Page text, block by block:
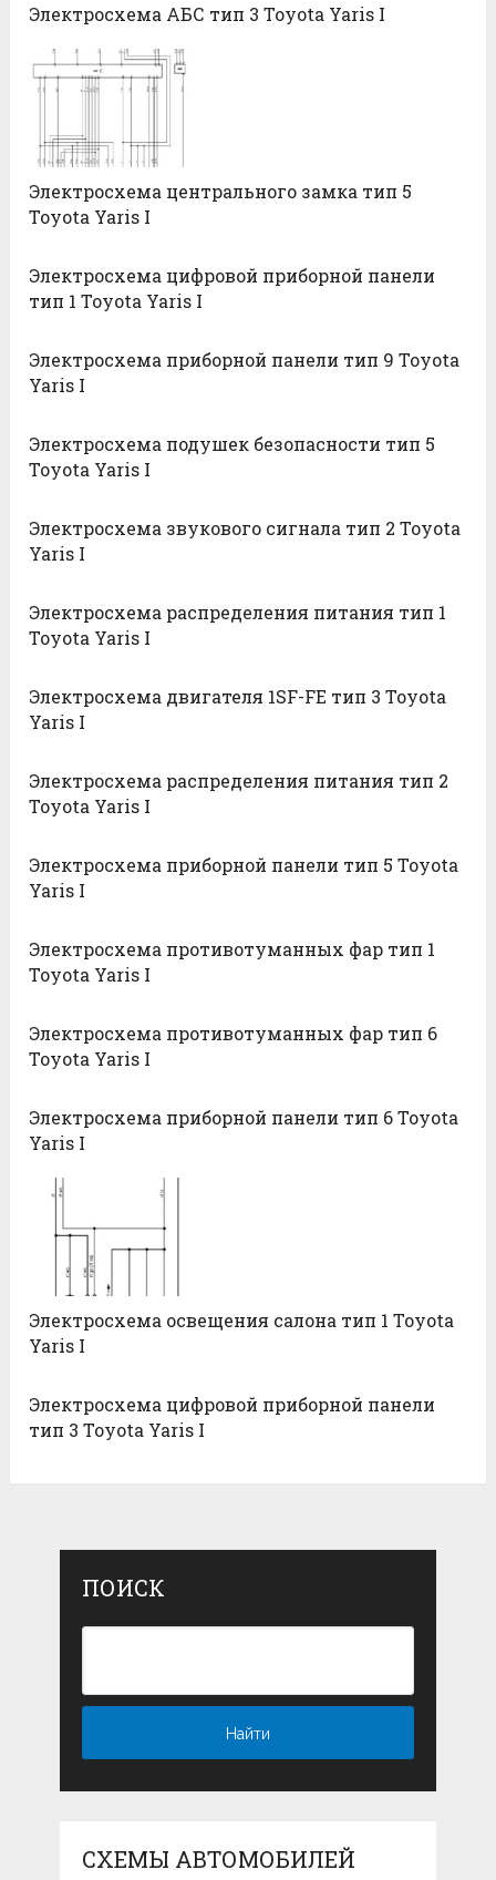
Электросхема АБС тип 3 Toyota Yaris I
Электросхема центрального замка тип 5
Toyota Yaris I
Электросхема цифровой приборной панели
тип 1 Toyota Yaris I
Электросхема приборной панели тип 9 Toyota
Yaris I
Электросхема подушек безопасности тип 5
Toyota Yaris I
Электросхема звукового сигнала тип 2 Toyota
Yaris I
Электросхема распределения питания тип 1
Toyota Yaris I
Электросхема двигателя 1SF-FE тип 3 Toyota
Yaris I
Электросхема распределения питания тип 2
Toyota Yaris I
Электросхема приборной панели тип 5 Toyota
Yaris I
Электросхема противотуманных фар тип 1
Toyota Yaris I
Электросхема противотуманных фар тип 6
Toyota Yaris I
Электросхема приборной панели тип 6 Toyota
Yaris I
Электросхема освещения салона тип 1 Toyota
Yaris I
Электросхема цифровой приборной панели
тип 3 Toyota Yaris I
ПОИСК
СХЕМЫ АВТОМОБИЛЕЙ